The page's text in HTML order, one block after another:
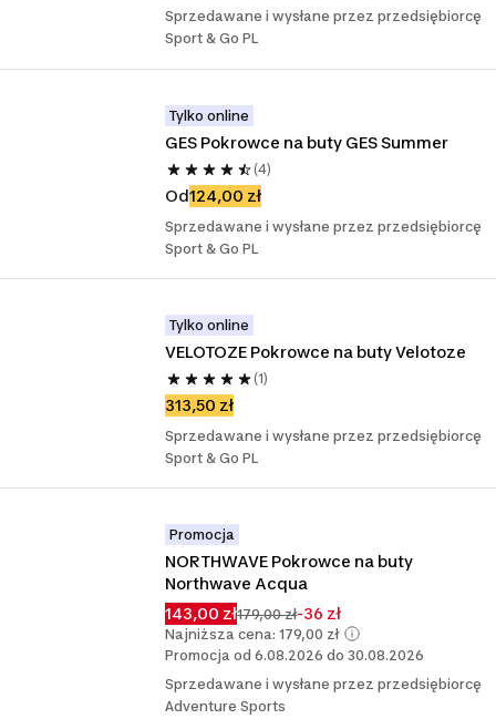
Sprzedawane i wysłane przez przedsiębiorcę
Sport & Go PL
Tylko online
GES Pokrowce na buty GES Summer
(4)
Od124,00 zł
Sprzedawane i wysłane przez przedsiębiorcę
Sport & Go PL
Tylko online
VELOTOZE Pokrowce na buty Velotoze
(1)
313,50 zł
Sprzedawane i wysłane przez przedsiębiorcę
Sport & Go PL
Promocja
NORTHWAVE Pokrowce na buty
Northwave Acqua
143,00 zł179,00 zł-36 zł
Najniższa cena: 179,00 zł
Promocja od 6.08.2026 do 30.08.2026
Sprzedawane i wysłane przez przedsiębiorcę
Adventure Sports